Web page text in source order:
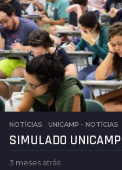
n
a
s
a
t
r
á
s
NOTÍCIAS ,UNICAMP - NOTÍCIAS
SIMULADO
3 meses atrás